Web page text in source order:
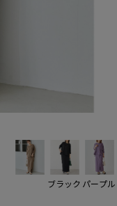
ブラック パープル